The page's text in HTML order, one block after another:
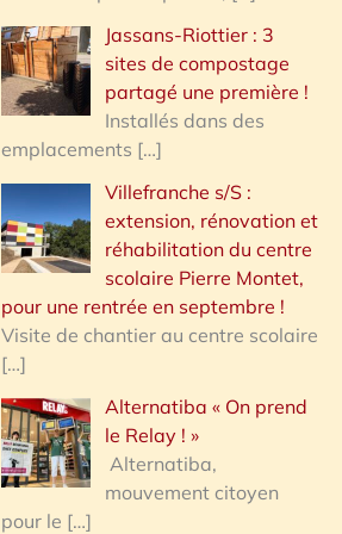
Jassans-Riottier : 3
sites de compostage
partagé une première !
Installés dans des
emplacements […]
Villefranche s/S :
extension, rénovation et
réhabilitation du centre
scolaire Pierre Montet,
pour une rentrée en septembre !
Visite de chantier au centre scolaire
[…]
Alternatiba « On prend
le Relay ! »
Alternatiba,
mouvement citoyen
pour le […]